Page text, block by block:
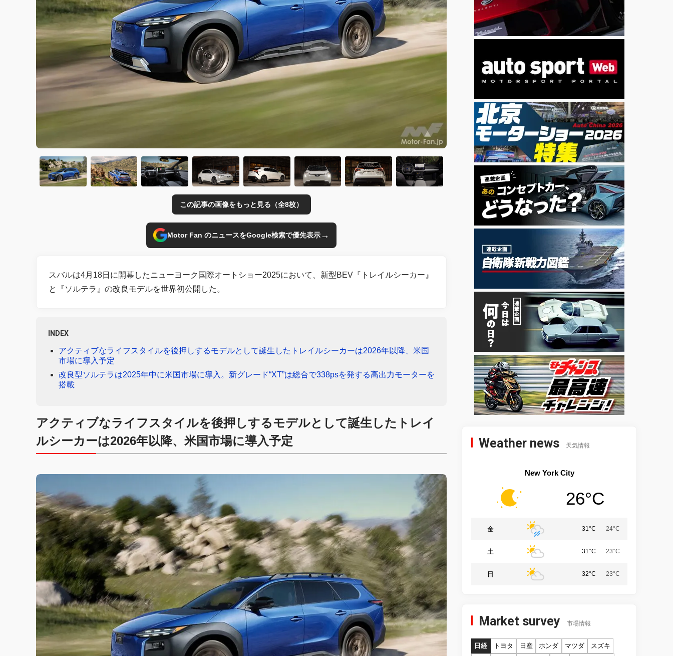
この記事の画像をもっと見る（全8枚）
Motor Fan のニュースをGoogle検索で優先表示→
スバルは4月18日に開幕したニューヨーク国際オートショー2025において、新型BEV『トレイルシーカー』
と『ソルテラ』の改良モデルを世界初公開した。
INDEX
アクティブなライフスタイルを後押しするモデルとして誕生したトレイルシーカーは2026年以降、米国
市場に導入予定
改良型ソルテラは2025年中に米国市場に導入。新グレード“XT”は総合で338psを発する高出力モーターを
搭載
アクティブなライフスタイルを後押しするモデルとして誕生したトレイ
ルシーカーは2026年以降、米国市場に導入予定
Weather news 天気情報
New York City
26°C
金 31°C 24°C
土 31°C 23°C
日 32°C 23°C
Market survey 市場情報
日経 トヨタ 日産 ホンダ マツダ
スズキ